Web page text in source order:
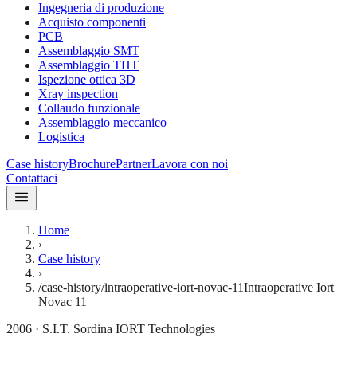
Ingegneria di produzione
Acquisto componenti
PCB
Assemblaggio SMT
Assemblaggio THT
Ispezione ottica 3D
Xray inspection
Collaudo funzionale
Assemblaggio meccanico
Logistica
Case historyBrochurePartnerLavora con noi
Contattaci
Home
›
Case history
›
/case-history/intraoperative-iort-novac-11Intraoperative Iort
Novac 11
2006 · S.I.T. Sordina IORT Technologies